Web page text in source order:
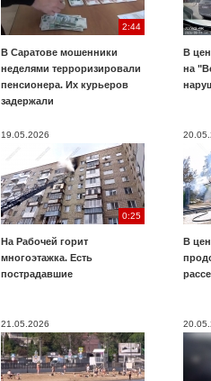
2:44
В Саратове мошенники
неделями терроризировали
пенсионера. Их курьеров
задержали
В
на
19.05.2026
0:25
На Рабочей горит
многоэтажка. Есть
пострадавшие
В
21.05.2026